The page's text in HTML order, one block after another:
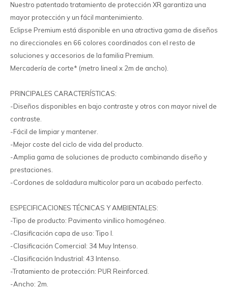
Nuestro patentado tratamiento de protección XR garantiza una
mayor protección y un fácil mantenimiento.
Eclipse Premium está disponible en una atractiva gama de diseños
no direccionales en 66 colores coordinados con el resto de
soluciones y accesorios de la familia Premium.
Mercadería de corte* (metro lineal x 2m de ancho).
PRINCIPALES CARACTERÍSTICAS:
-Diseños disponibles en bajo contraste y otros con mayor nivel de
contraste.
-Fácil de limpiar y mantener.
-Mejor coste del ciclo de vida del producto.
-Amplia gama de soluciones de producto combinando diseño y
prestaciones.
-Cordones de soldadura multicolor para un acabado perfecto.
ESPECIFICACIONES TÉCNICAS Y AMBIENTALES:
-Tipo de producto: Pavimento vinílico homogéneo.
-Clasificación capa de uso: Tipo I.
-Clasificación Comercial: 34 Muy Intenso.
-Clasificación Industrial: 43 Intenso.
-Tratamiento de protección: PUR Reinforced.
-Ancho: 2m.